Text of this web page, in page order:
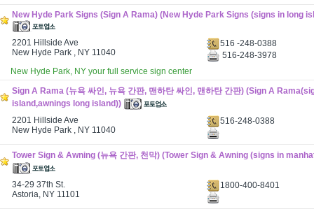
New Hyde Park Signs (Sign A Rama) (New Hyde Park Signs (signs in long
2201 Hillside Ave
New Hyde Park , NY 11040
516 -248-0388
516-248-3978
New Hyde Park, NY your full service sign center
Sign A Rama (뉴욕 싸인, 뉴욕 간판, 맨하탄 싸인, 맨하탄 간판) (Sign A
island,awnings long island))
2201 Hillside Ave
New Hyde Park , NY 11040
516-248-0388
Tower Sign & Awning (뉴욕 간판, 천막) (Tower Sign & Awning (signs in
34-29 37th St.
Astoria, NY 11101
1800-400-8401